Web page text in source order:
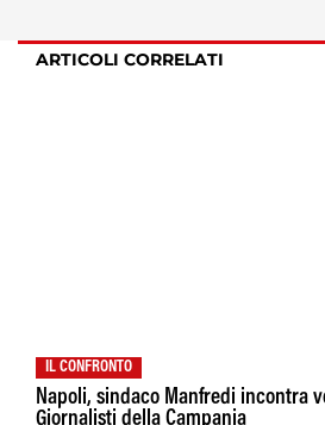
ARTICOLI CORRELATI
IL CONFRONTO
Napoli, sindaco Manfredi incontra
Giornalisti della Campania